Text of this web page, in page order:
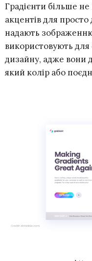
Градієнти більше
акцентів для
надають
використовують для
дизайну, адже вони
який колір або